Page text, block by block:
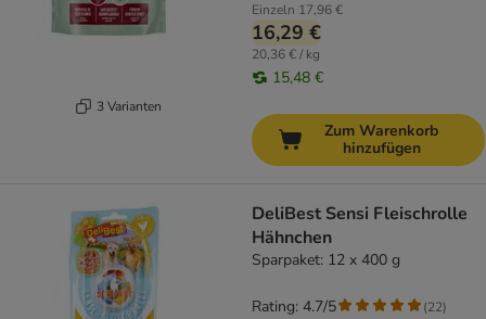
3 Varianten
Einzeln 17,96 €
16,29 €
20,36 € / kg
15,48 €
Zum Warenkorb
hinzufügen
DeliBest Sensi Fleischrolle
Hähnchen
Sparpaket: 12 x 400 g
Rating: 4.7/5 (22)